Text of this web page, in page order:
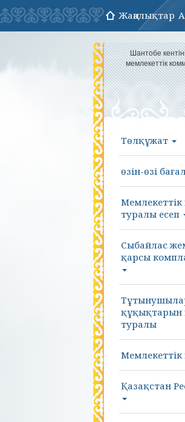
Жаңалықтар
Шантобе
мемлекеттік
Төлқұжат
өзін-өзі
туралы есеп
Сыбайлас
қарсы
құқықтарын
туралы
Қазақстан